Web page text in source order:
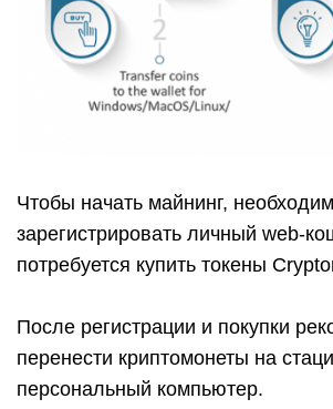
Чтобы начать майнинг,
зарегистрировать личный web-
потребуется купить токены
После регистрации и покупки
перенести криптомонеты на
персональный компьютер.